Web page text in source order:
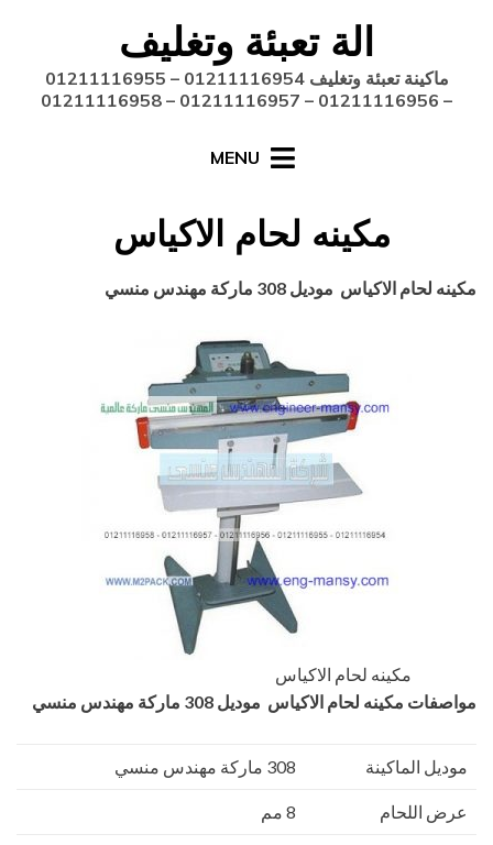
content
الة تعبئة وتغليف
ماكينة تعبئة وتغليف 01211116954 – 01211116955
– 01211116956 – 01211116957 – 01211116958
MENU
مكينه لحام الاكياس ‏
on
مكينه لحام الاكياس ‏ موديل 308 ماركة مهندس منسي
مكينه لحام الاكياس ‏
مواصفات مكينه لحام الاكياس ‏ موديل 308 ماركة مهندس منسي
موديل الماكينة 308 ماركة مهندس منسي
عرض اللحام 8 مم